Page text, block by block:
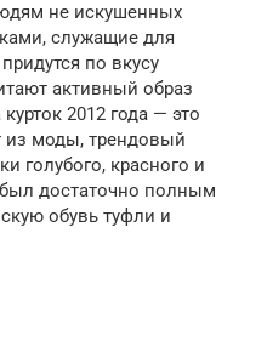
не искушенных
служащие для
по вкусу
активный образ
2012 года — это
из моды, трендовый
голубого, красного и
достаточно полным
обувь туфли и